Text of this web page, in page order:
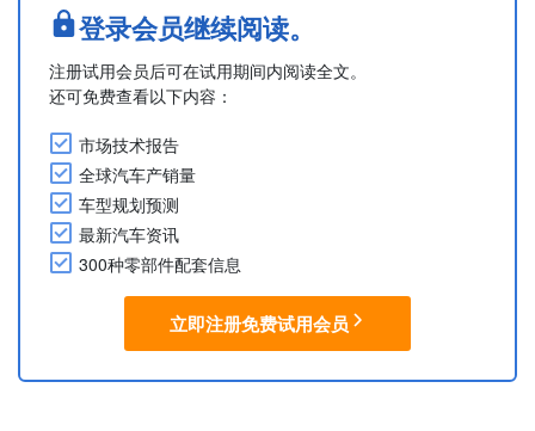
的供应链体系，同时积极引进优质配套资源，实现铝产业链
与汽车产业链的高效协同。
摘自上汽通用五菱官方微信公众号公告
登录会员继续阅读。
注册试用会员后可在试用期间内阅读全文。
还可免费查看以下内容：
市场技术报告
全球汽车产销量
车型规划预测
最新汽车资讯
300种零部件配套信息
立即注册免费试用会员